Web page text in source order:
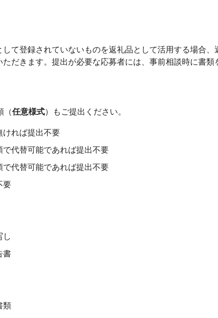
て登録されていないものを返礼品として活用する場合、
だきます。提出が必要な応募者には、事前相談時に書類
（任意様式）もご提出ください。
れば提出不要
代替可能であれば提出不要
代替可能であれば提出不要
要
し
書
類